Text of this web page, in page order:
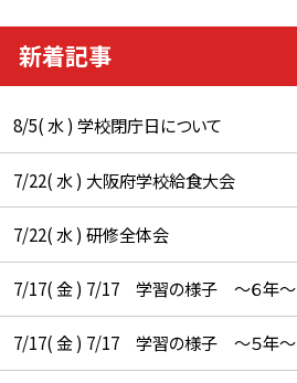
新着記事
8/5( 水 ) 学校閉庁日について
7/22( 水 ) 大阪府学校給食大会
7/22( 水 ) 研修全体会
7/17( 金 ) 7/17 学習の様子 ～６年～
7/17( 金 ) 7/17 学習の様子 ～５年～